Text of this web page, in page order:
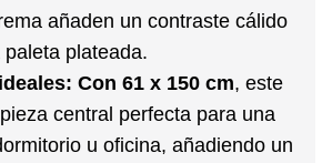
añaden un contraste cálido
plateada.
Con 61 x 150 cm, este
central perfecta para una
u oficina, añadiendo un